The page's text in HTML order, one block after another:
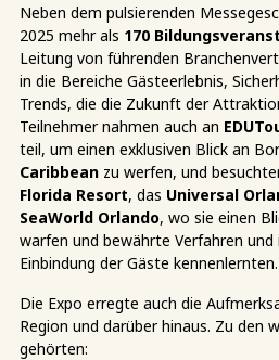
Neben dem pulsierenden
2025 mehr als 170
Leitung von führenden
in die Bereiche Gästeerlebnis,
Trends, die die Zukunft der
Teilnehmer nahmen auch an
teil, um einen exklusiven Blick an
Caribbean zu werfen, und
Florida Resort, das Universal
SeaWorld Orlando, wo sie einen
warfen und bewährte Verfahren
Einbindung der Gäste kennenlernten.
Die Expo erregte auch die
Region und darüber hinaus. Zu den
gehörten: